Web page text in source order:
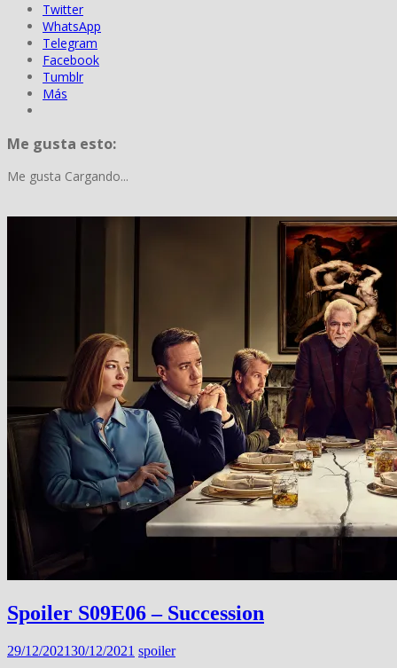
Twitter
WhatsApp
Telegram
Facebook
Tumblr
Más
Me gusta esto:
Me gusta Cargando...
Spoiler S09E06 – Succession
29/12/202130/12/2021 spoiler